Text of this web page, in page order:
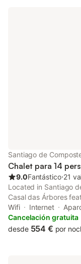
Santiago de
Chalet para 14
9.0Fantástico⋅21
Located in Santiago
Casal das Árbores
balcony and a
WiFi, free private
Wifi Internet
Cancelación gratuita
desde 554 € por